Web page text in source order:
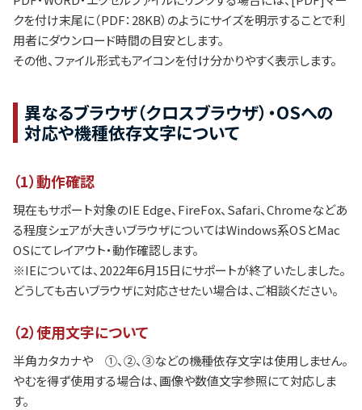
クを付け末尾に（PDF：28KB）のようにサイズを明示することで利
用者にダウンロード時間の目安とします。
その他、ファイル形式もアイコンを付け分かりやすく表示します。
異なるブラウザ（クロスブラウザ）・OSへの
対応や機種依存文字について
（1）動作確認
現在もサポート対象のIE Edge、FireFox、Safari、Chromeなどあ
る程度シェアが大きいブラウザについてはWindows系OSとMac
OSにてレイアウト・動作確認します。
※IEについては、2022年6月15日にサポートが終了いたしました。
どうしても古いブラウザに対応させたい場合は、ご相談ください。
（2）使用文字について
半角カタカナや ①、②、③などの機種依存文字は使用しません。
やむを得ず使用する場合は、画像や数値文字参照にて対応しま
す。